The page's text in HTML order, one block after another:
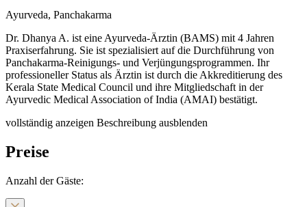
Ayurveda, Panchakarma
Dr. Dhanya A. ist eine Ayurveda-Ärztin (BAMS) mit 4 Jahren
Praxiserfahrung. Sie ist spezialisiert auf die Durchführung von
Panchakarma-Reinigungs- und Verjüngungsprogrammen. Ihr
professioneller Status als Ärztin ist durch die Akkreditierung des
Kerala State Medical Council und ihre Mitgliedschaft in der
Ayurvedic Medical Association of India (AMAI) bestätigt.
vollständig anzeigen Beschreibung ausblenden
Preise
Anzahl der Gäste: